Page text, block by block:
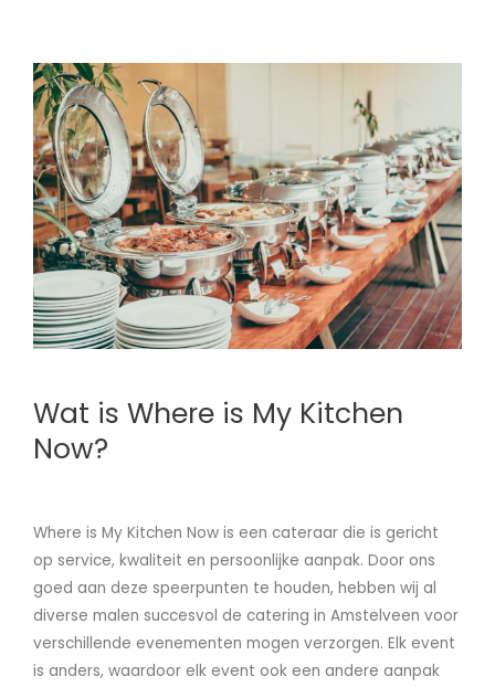
Wat is Where is My Kitchen
Now?
Where is My Kitchen Now is een cateraar die is gericht
op service, kwaliteit en persoonlijke aanpak. Door ons
goed aan deze speerpunten te houden, hebben wij al
diverse malen succesvol de catering in Amstelveen voor
verschillende evenementen mogen verzorgen. Elk event
is anders, waardoor elk event ook een andere aanpak